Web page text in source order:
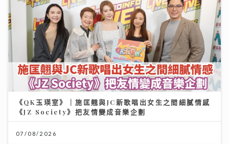
《QK玉瑛室》｜施匡翹與JC新歌唱出女生之間細膩情感
《JZ Society》把友情變成音樂企劃
07/08/2026